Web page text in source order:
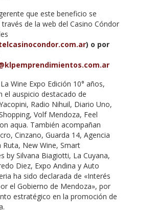
que este beneficio se
de la web del Casino Cóndor
) o por
Wine Expo Edición 10° años,
el auspicio destacado de
Radio Nihuil, Diario Uno,
Volf Mendoza, Feel
aqua. También acompañan
Cinzano, Guarda 14, Agencia
Ruta, New Wine, Smart
by Silvana Biagiotti, La Cuyana,
Diez, Expo Andina y Auto
ha sido declarada de «Interés
el Gobierno de Mendoza», por
estratégico en la promoción de